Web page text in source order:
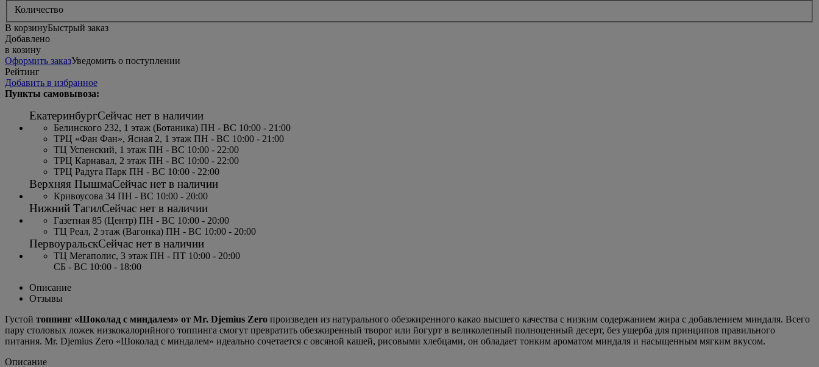
Количество
В корзинуБыстрый заказ
Добавлено
в козину
Оформить заказУведомить о поступлении
Рейтинг
Добавить в избранное
Пункты самовывоза:
ЕкатеринбургСейчас нет в наличии
Белинского 232, 1 этаж (Ботаника) ПН - ВС 10:00 - 21:00
ТРЦ «Фан Фан», Ясная 2, 1 этаж ПН - ВС 10:00 - 21:00
ТЦ Успенский, 1 этаж ПН - ВС 10:00 - 22:00
ТРЦ Карнавал, 2 этаж ПН - ВС 10:00 - 22:00
ТРЦ Радуга Парк ПН - ВС 10:00 - 22:00
Верхняя ПышмаСейчас нет в наличии
Кривоусова 34 ПН - ВС 10:00 - 20:00
Нижний ТагилСейчас нет в наличии
Газетная 85 (Центр) ПН - ВС 10:00 - 20:00
ТЦ Реал, 2 этаж (Вагонка) ПН - ВС 10:00 - 20:00
ПервоуральскСейчас нет в наличии
ТЦ Мегаполис, 3 этаж ПН - ПТ 10:00 - 20:00
СБ - ВС 10:00 - 18:00
Описание
Отзывы
Густой топпинг «Шоколад с миндалем» от Mr. Djemius Zero произведен из натурального обезжиренного какао высшего качества с низким содержанием жира с добавлением миндаля. Всего
пару столовых ложек низкокалорийного топпинга смогут превратить обезжиренный творог или йогурт в великолепный полноценный десерт, без ущерба для принципов правильного
питания. Mr. Djemius Zero «Шоколад с миндалем» идеально сочетается с овсяной кашей, рисовыми хлебцами, он обладает тонким ароматом миндаля и насыщенным мягким вкусом.
Описание